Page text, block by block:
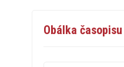
Obálka časopisu